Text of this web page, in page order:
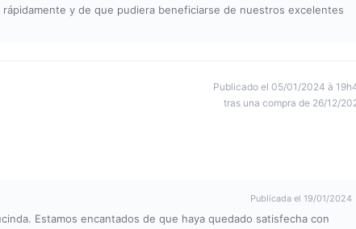
y de que pudiera beneficiarse de nuestros excelentes
Publicado el 05/01/2024 à
tras una compra de 26/12/
Publicada el 19/01/2024
Estamos encantados de que haya quedado satisfecha con